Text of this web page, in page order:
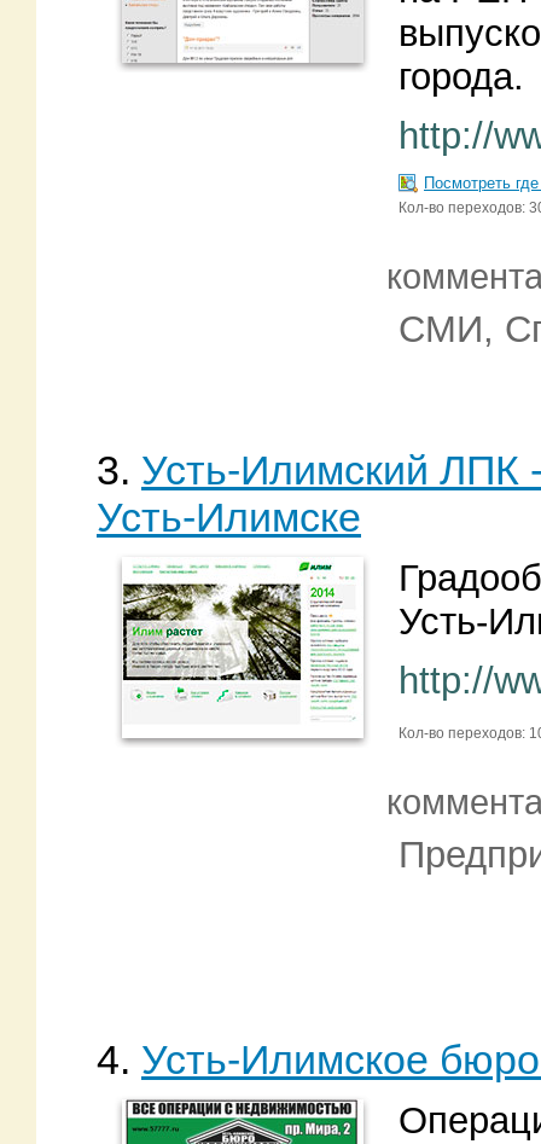
города.
http://
Посмотреть
Кол-во переходов:
СМИ,
3. Усть-Илимский ЛПК
Усть-Илимске
Усть-
http://
Кол-во переходов:
4. Усть-Илимское